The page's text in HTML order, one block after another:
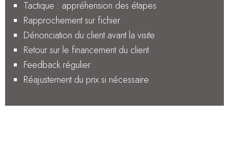
Tactique : appréhension des étapes
Rapprochement sur fichier
Dénonciation du client avant la visite
Retour sur le financement du client
Feedback régulier
Réajustement du prix si nécessaire